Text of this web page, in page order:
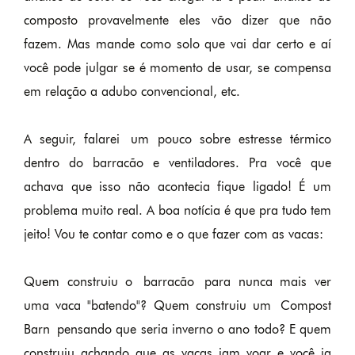
composto provavelmente eles vão dizer que não
fazem. Mas mande como solo que vai dar certo e aí
você pode julgar se é momento de usar, se compensa
em relação a adubo convencional, etc.
A seguir, falarei um pouco sobre estresse térmico
dentro do barracão e ventiladores. Pra você que
achava que isso não acontecia fique ligado! É um
problema muito real. A boa notícia é que pra tudo tem
jeito! Vou te contar como e o que fazer com as vacas:
Quem construiu o barracão para nunca mais ver
uma vaca "batendo"? Quem construiu um Compost
Barn pensando que seria inverno o ano todo? E quem